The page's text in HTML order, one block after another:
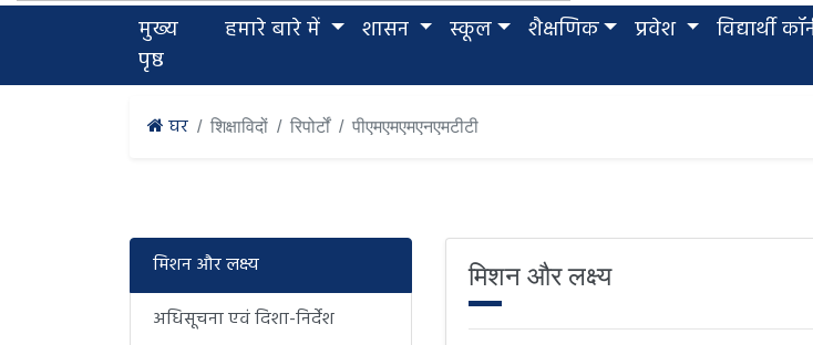
मुख्य
पृष्ठ(current)
हमारे बारे में शासन स्कूल शैक्षणिक प्रवेश विद्यार्थी
घर शिक्षाविदों रिपोर्टों पीएमएमएमएनएमटीटी
मिशन और लक्ष्य
अधिसूचना एवं दिशा-निर्देश
मिशन और लक्ष्य